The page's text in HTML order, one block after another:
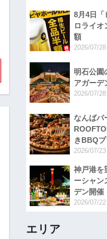
8月4日「
ロライ
額
2026/07/28
明石公園
アガーデ
2026/07/28
なんばパ
きBBQ
2026/07/23
神戸港を
ーシャン
デン開催
2026/07/22
エリア